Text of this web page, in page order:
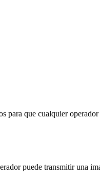
para que cualquier
puede transmitir una